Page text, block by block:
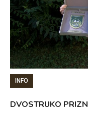
INFO
DVOSTRUKO